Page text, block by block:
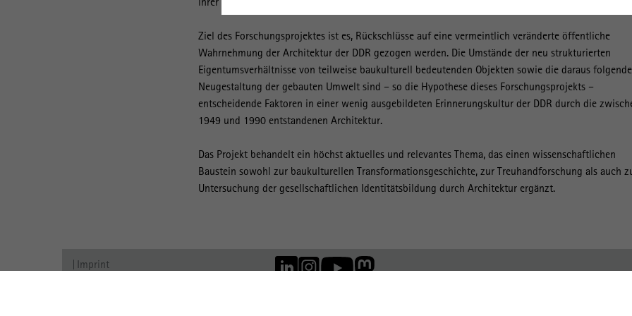
Ziel des Forschungsprojektes ist es, Rückschlüsse auf eine vermeintlich veränderte öffentliche
Wahrnehmung der Architektur der DDR gezogen werden. Die Umstände der neu strukturierten
Eigentumsverhältnisse von teilweise baukulturell bedeutenden Objekten sowie die daraus folgende
Neugestaltung der gebauten Umwelt sind – so die Hypothese dieses Forschungsprojekts –
entscheidende Faktoren in einer wenig ausgebildeten Erinnerungskultur der DDR durch die
1949 und 1990 entstandenen Architektur.
Das Projekt behandelt ein höchst aktuelles und relevantes Thema, das einen wissenschaftlichen
Baustein sowohl zur baukulturellen Transformationsgeschichte, zur Treuhandforschung als auch
Untersuchung der gesellschaftlichen Identitätsbildung durch Architektur ergänzt.
Imprint